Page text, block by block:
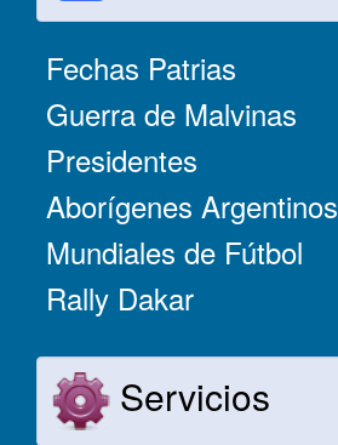
Fechas Patrias
Guerra de Malvinas
Presidentes
Aborígenes Argentinos
Mundiales de Fútbol
Rally Dakar
Servicios